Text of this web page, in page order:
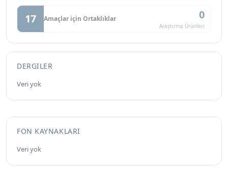
17 Amaçlar için Ortaklıklar 0
Araştırma Ürünleri
DERGILER
Veri yok
FON KAYNAKLARI
Veri yok